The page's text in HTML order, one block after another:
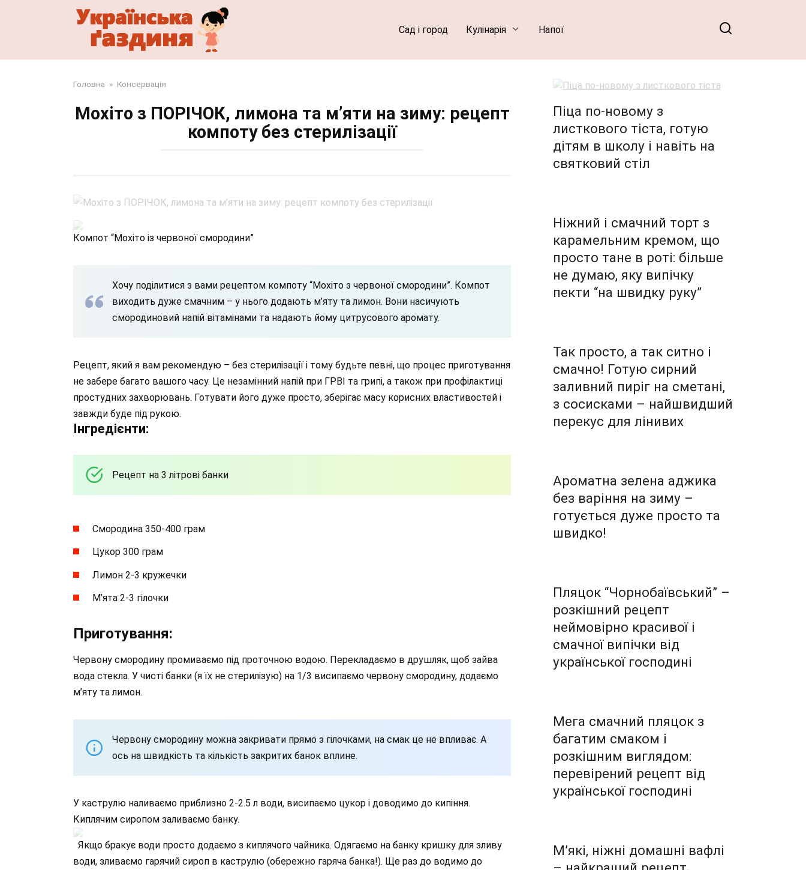
Сад і город Кулінарія Напої
Головна » Консервація
Мохіто з ПОРІЧОК, лимона та м’яти на зиму: рецепт
компоту без стерилізації
Компот “Мохіто із червоної смородини”
Хочу поділитися з вами рецептом компоту “Мохіто з червоної смородини”. Компот
виходить дуже смачним – у нього додають м’яту та лимон. Вони насичують
смородиновий напій вітамінами та надають йому цитрусового аромату.
Рецепт, який я вам рекомендую – без стерилізації і тому будьте певні, що процес приготування
не забере багато вашого часу. Це незамінний напій при ГРВІ та грипі, а також при профілактиці
простудних захворювань. Готувати його дуже просто, зберігає масу корисних властивостей і
завжди буде під рукою.
Інгредієнти:
Рецепт на 3 літрові банки
Смородина 350-400 грам
Цукор 300 грам
Лимон 2-3 кружечки
М’ята 2-3 гілочки
Приготування:
Червону смородину промиваємо під проточною водою. Перекладаємо в друшляк, щоб зайва
вода стекла. У чисті банки (я їх не стерилізую) на 1/3 висипаємо червону смородину, додаємо
м’яту та лимон.
Червону смородину можна закривати прямо з гілочками, на смак це не впливає. А
ось на швидкість та кількість закритих банок вплине.
У каструлю наливаємо приблизно 2-2.5 л води, висипаємо цукор і доводимо до кипіння.
Киплячим сиропом заливаємо банку.
Якщо бракує води просто додаємо з киплячого чайника. Одягаємо на банку кришку для зливу
води, зливаємо гарячий сироп в каструлю (обережно гаряча банка!). Ще раз до водимо до
Піца по-новому з
листкового тіста, готую
дітям в школу і навіть на
святковий стіл
Ніжний і смачний торт з
карамельним кремом, що
просто тане в роті: більше
не думаю, яку випічку
пекти “на швидку руку”
Так просто, а так ситно і
смачно! Готую сирний
заливний пиріг на сметані,
з сосисками – найшвидший
перекус для лінивих
Ароматна зелена аджика
без варіння на зиму –
готується дуже просто та
швидко!
Пляцок “Чорнобаївський” –
розкішний рецепт
неймовірно красивої і
смачної випічки від
української господині
Мега смачний пляцок з
багатим смаком і
розкішним виглядом:
перевірений рецепт від
української господині
М’які, ніжні домашні вафлі